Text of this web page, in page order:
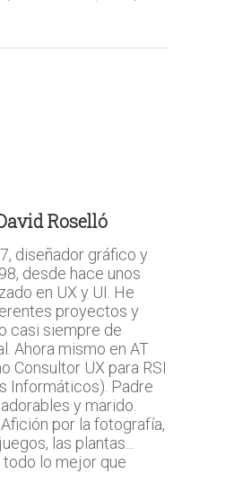
Roselló
diseñador gráfico y
desde hace unos
en UX y UI. He
proyectos y
casi siempre de
Ahora mismo en AT
Consultor UX para RSI
Informáticos). Padre
y marido.
por la fotografía,
las plantas...
lo mejor que